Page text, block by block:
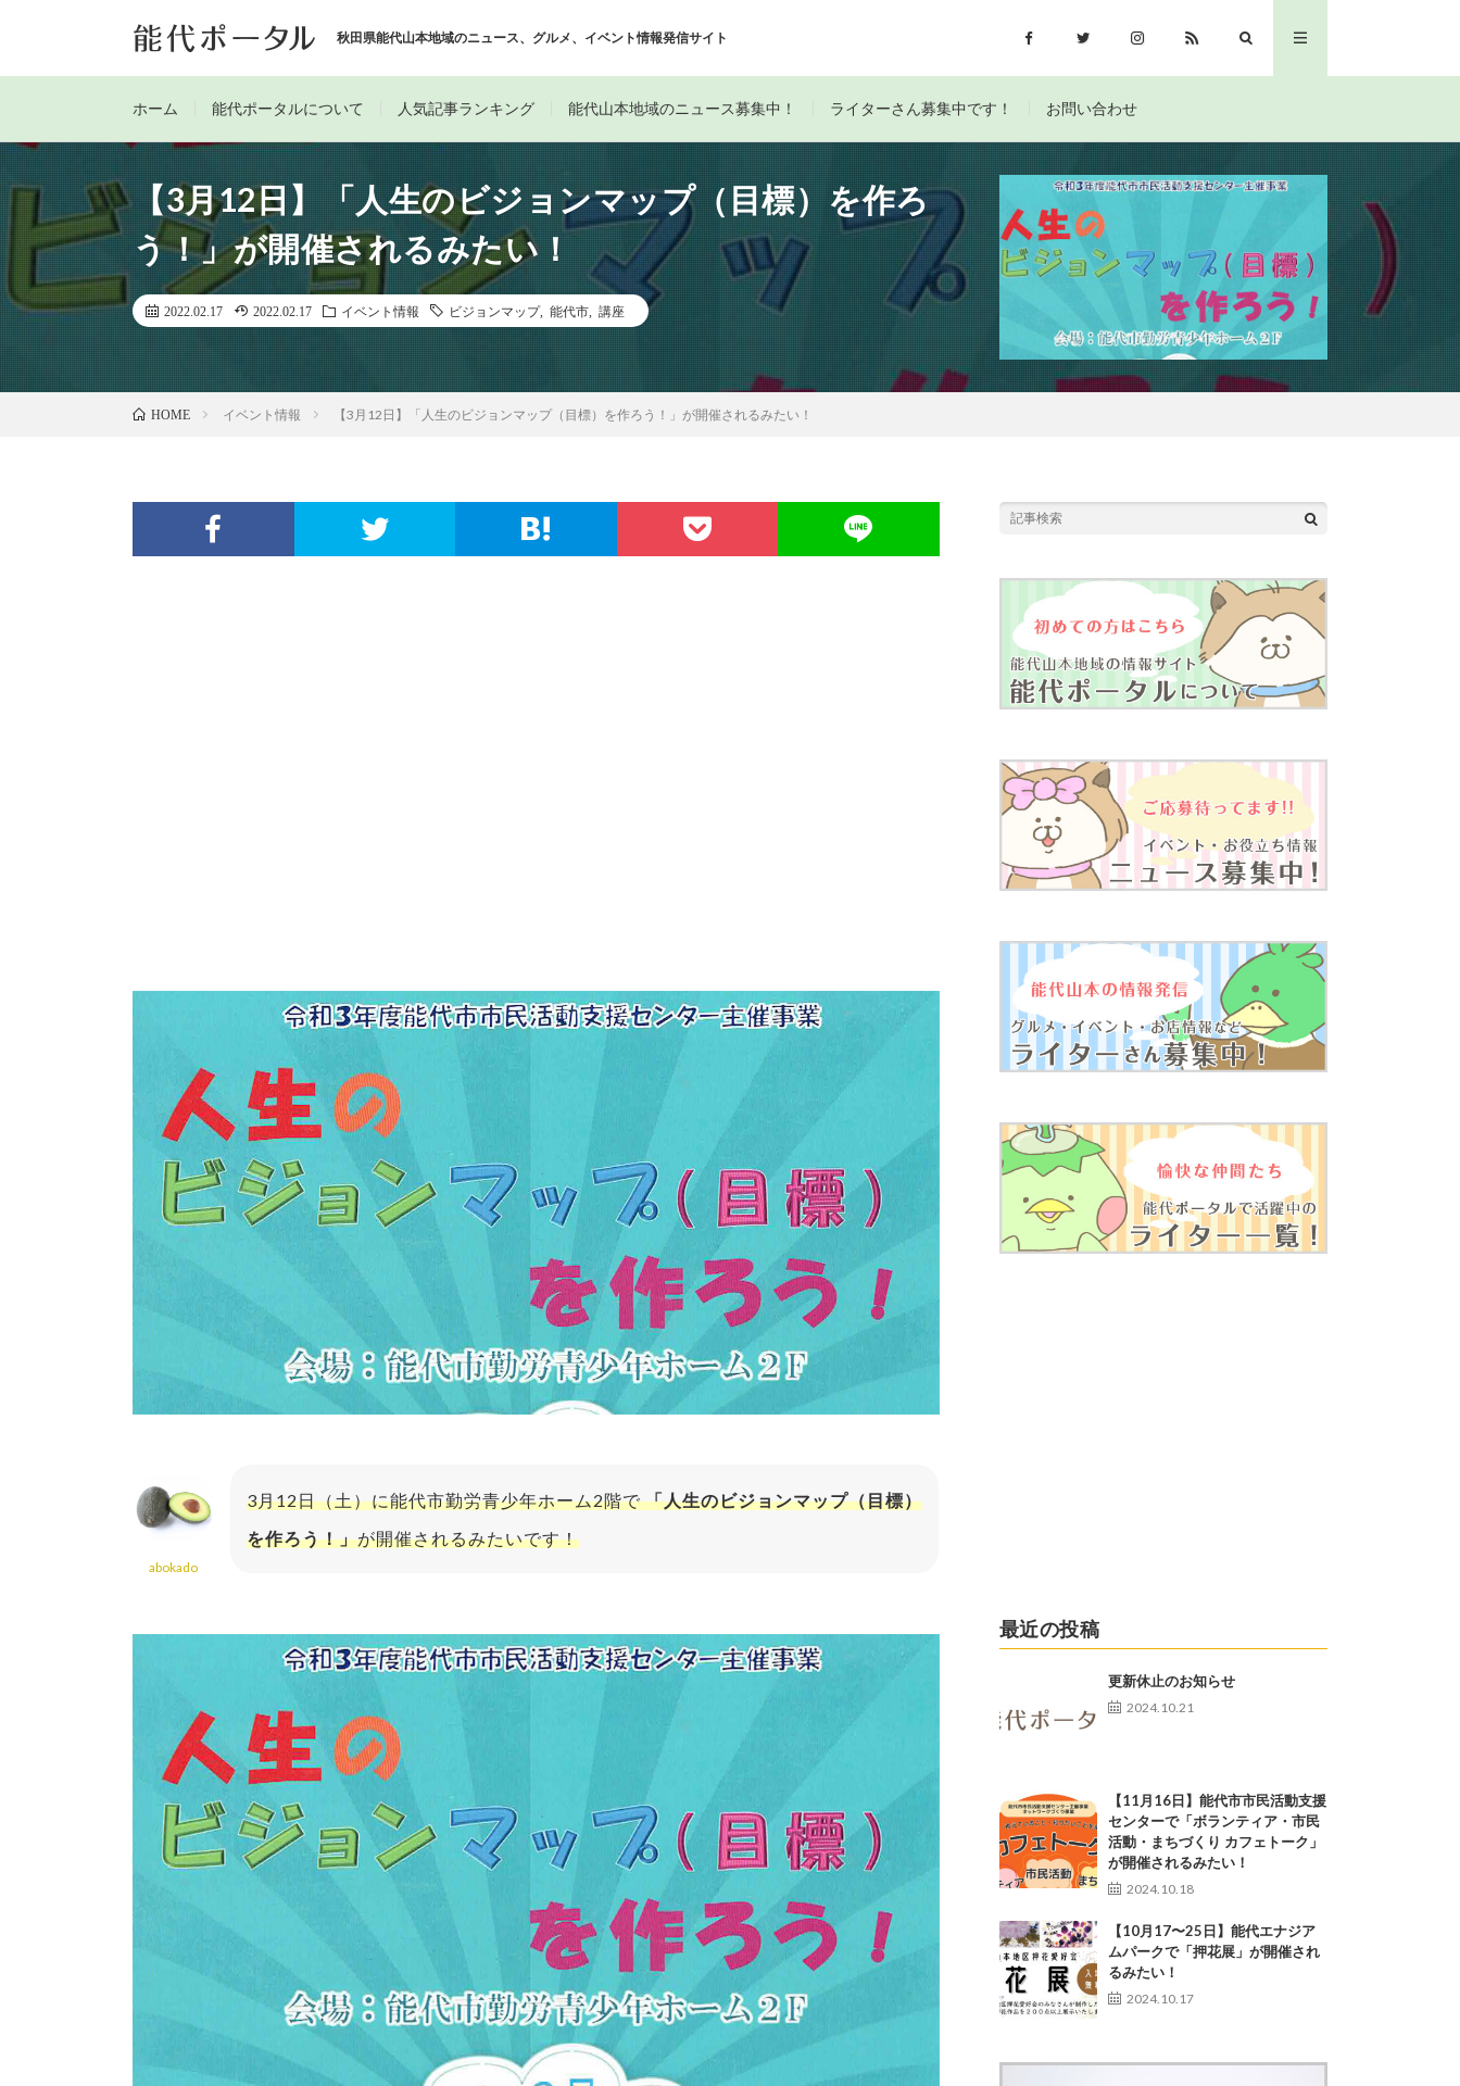
秋田県能代山本地域のニュース、グルメ、イベント情報発信サイト
ホーム 能代ポータルについて 人気記事ランキング 能代山本地域のニュース募集中！ ライターさん募集中です！ お問い合わせ
【3月12日】「人生のビジョンマップ（目標）を作ろ
う！」が開催されるみたい！
2022.02.17 2022.02.17 イベント情報 ビジョンマップ, 能代市 講座
HOME イベント情報 【3月12日】「人生のビジョンマップ（目標）を作ろう！」が開催されるみたい！
abokado
3月12日（土）に能代市勤労青少年ホーム2階で「人生のビジョンマップ（目標）
を作ろう！」が開催されるみたいです！
最近の投稿
更新休止のお知らせ
2024.10.21
【11月16日】能代市市民活動支援
センターで「ボランティア・市民
活動・まちづくり カフェトーク」
が開催されるみたい！
2024.10.18
【10月17〜25日】能代エナジア
ムパークで「押花展」が開催され
るみたい！
2024.10.17